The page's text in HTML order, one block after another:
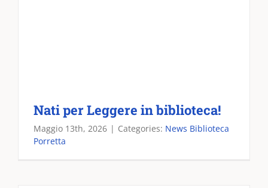
Nati per Leggere in biblioteca!
Maggio 13th, 2026 | Categories: News Biblioteca
Porretta